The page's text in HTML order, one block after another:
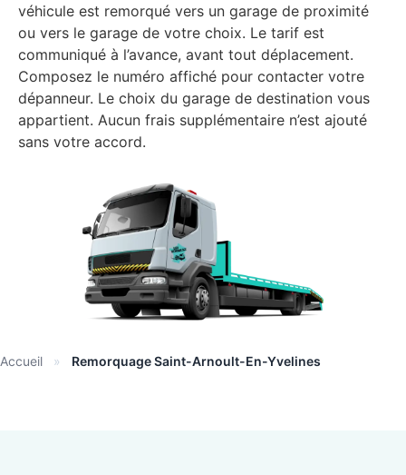
véhicule est remorqué vers un garage de proximité
ou vers le garage de votre choix. Le tarif est
communiqué à l’avance, avant tout déplacement.
Composez le numéro affiché pour contacter votre
dépanneur. Le choix du garage de destination vous
appartient. Aucun frais supplémentaire n’est ajouté
sans votre accord.
Accueil » Remorquage Saint-Arnoult-En-Yvelines